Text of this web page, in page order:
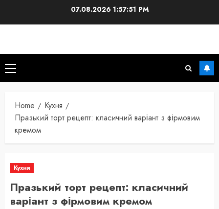
07.08.2026 1:57:52 PM
Primary
Menu
Home
Кухня
Празький торт рецепт: класичний варіант з фірмовим
кремом
Кухня
Празький торт рецепт: класичний
варіант з фірмовим кремом